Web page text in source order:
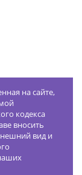
на сайте,
кодекса
вносить
вид и